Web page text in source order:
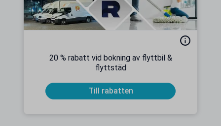
20 % rabatt vid bokning av flyttbil &
flyttstäd
Till rabatten